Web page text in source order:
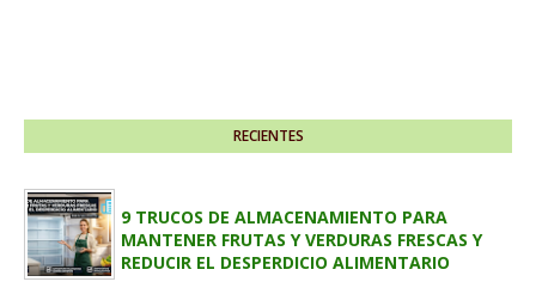
RECIENTES
9 TRUCOS DE ALMACENAMIENTO PARA
MANTENER FRUTAS Y VERDURAS FRESCAS Y
REDUCIR EL DESPERDICIO ALIMENTARIO